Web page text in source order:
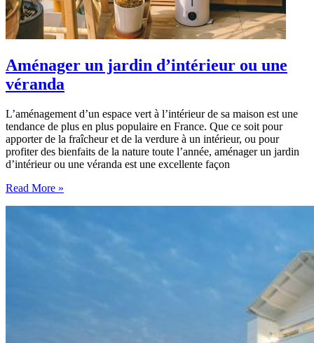
Aménager un jardin d’intérieur ou une
véranda
L’aménagement d’un espace vert à l’intérieur de sa maison est une
tendance de plus en plus populaire en France. Que ce soit pour
apporter de la fraîcheur et de la verdure à un intérieur, ou pour
profiter des bienfaits de la nature toute l’année, aménager un jardin
d’intérieur ou une véranda est une excellente façon
Aménager
Read More »